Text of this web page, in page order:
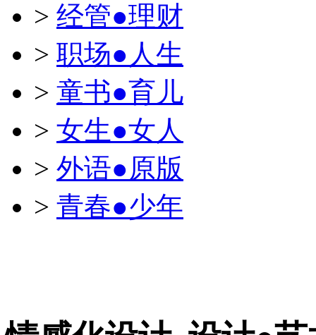
> 经管●理财
> 职场●人生
> 童书●育儿
> 女生●女人
> 外语●原版
> 青春●少年